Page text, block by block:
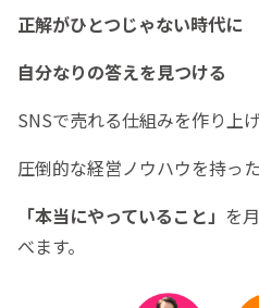
正解がひとつじゃない時代に
自分なりの答えを見つける
SNSで売れる仕組みを作り上
圧倒的な経営ノウハウを持っ
「本当にやっていること」 を
べます。